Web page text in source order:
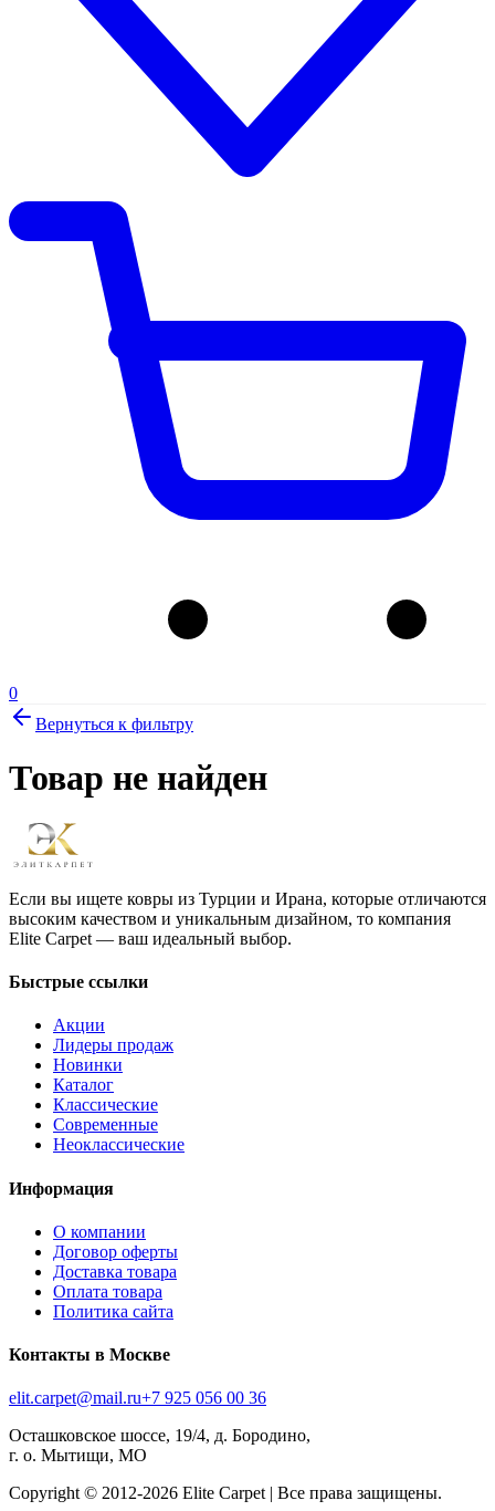
0
Вернуться к фильтру
Товар не найден
Если вы ищете ковры из Турции и Ирана, которые отличаются
высоким качеством и уникальным дизайном, то компания
Elite Carpet — ваш идеальный выбор.
Быстрые ссылки
Акции
Лидеры продаж
Новинки
Каталог
Классические
Современные
Неоклассические
Информация
О компании
Договор оферты
Доставка товара
Оплата товара
Политика сайта
Контакты в Москве
elit.carpet@mail.ru+7 925 056 00 36
Осташковское шоссе, 19/4, д. Бородино,
г. о. Мытищи, МО
Copyright © 2012-2026 Elite Carpet | Все права защищены.